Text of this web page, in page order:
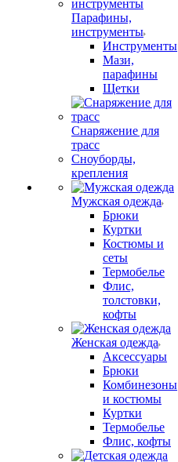
Парафины,
инструменты
Инструменты
Мази,
парафины
Щетки
Снаряжение для
трасс
Сноуборды,
крепления
Мужская одежда
Брюки
Куртки
Костюмы и
сеты
Термобелье
Флис,
толстовки,
кофты
Женская одежда
Аксессуары
Брюки
Комбинезоны
и костюмы
Куртки
Термобелье
Флис, кофты